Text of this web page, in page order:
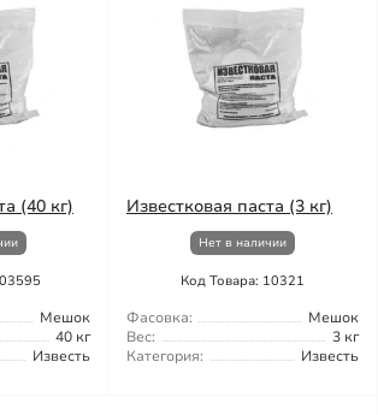
(40 кг)
Мешок
40 кг
Известь
Известковая паста (3 кг)
Нет в наличии
Код Товара: 10321
Фасовка:
Мешок
Вес:
3 кг
Категория:
Известь